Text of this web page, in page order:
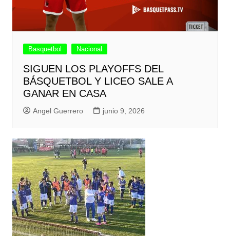
Basquetbol Nacional
SIGUEN LOS PLAYOFFS DEL
BÁSQUETBOL Y LICEO SALE A
GANAR EN CASA
Angel Guerrero junio 9, 2026